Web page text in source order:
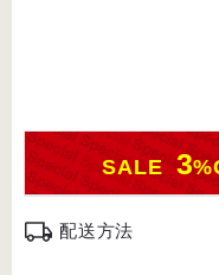
SALE 3
配送方法